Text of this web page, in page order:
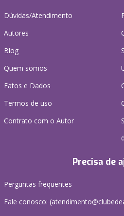
Dúvidas/Atendimento
Autores
Blog
Quem somos
Fatos e Dados
Termos de uso
Contrato com o Autor
Precisa de
Perguntas frequentes
Fale conosco: